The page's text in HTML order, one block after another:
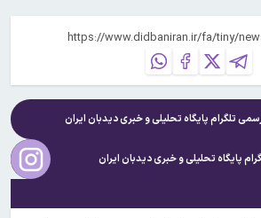
تلگرام پایگاه تحلیلی و خبریدیدبان ایران
پایگاه تحلیلی و خبریدیدبان ایران